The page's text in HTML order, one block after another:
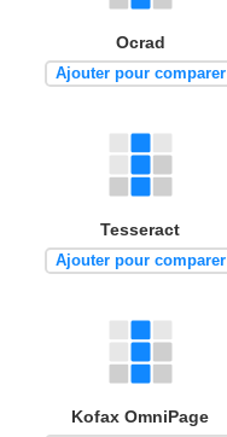
Ocrad
Ajouter pour comparer
Tesseract
Ajouter pour comparer
Kofax OmniPage